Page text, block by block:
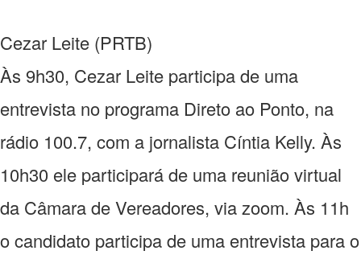
Cezar Leite (PRTB)
Às 9h30, Cezar Leite participa de uma
entrevista no programa Direto ao Ponto, na
rádio 100.7, com a jornalista Cíntia Kelly. Às
10h30 ele participará de uma reunião virtual
da Câmara de Vereadores, via zoom. Às 11h
o candidato participa de uma entrevista para o